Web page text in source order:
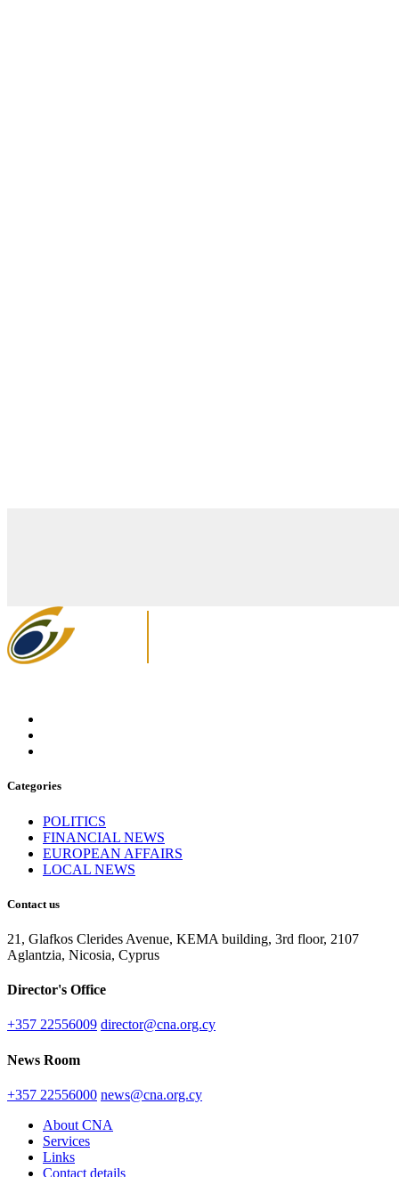
Categories
POLITICS
FINANCIAL NEWS
EUROPEAN AFFAIRS
LOCAL NEWS
Contact us
21, Glafkos Clerides Avenue, KEMA building, 3rd floor, 2107
Aglantzia, Nicosia, Cyprus
Director's Office
+357 22556009 director@cna.org.cy
News Room
+357 22556000 news@cna.org.cy
About CNA
Services
Links
Contact details